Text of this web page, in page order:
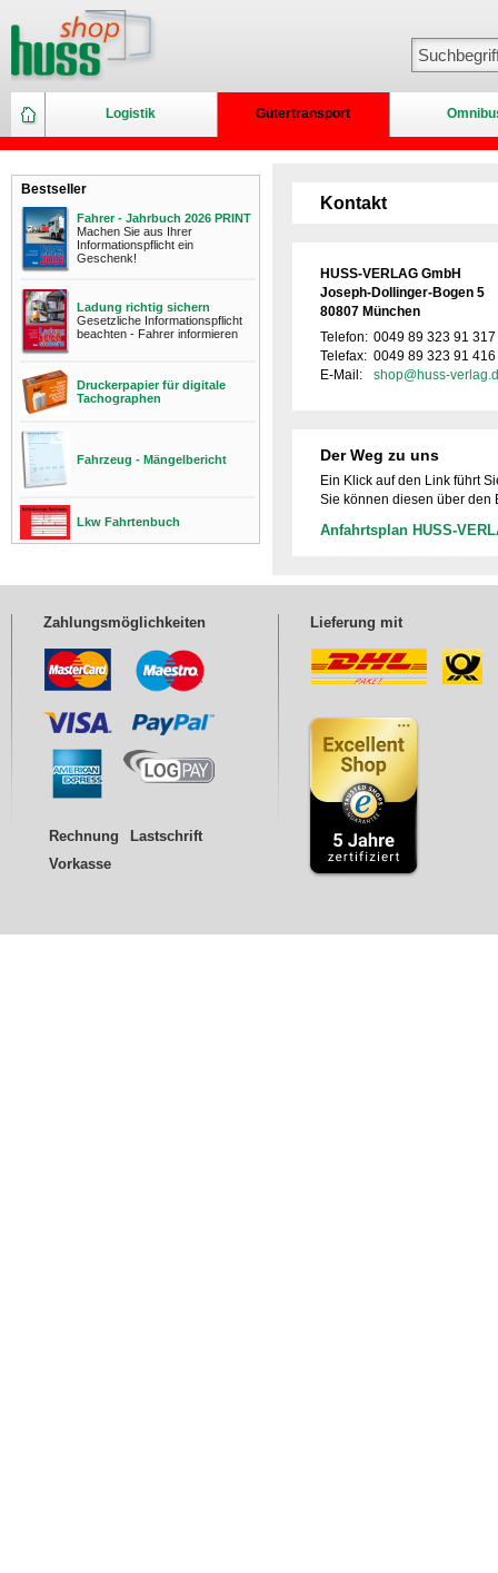
Logistik Gütertransport
Bestseller
Fahrer - Jahrbuch 2026 PRINT
Machen Sie aus Ihrer
Informationspflicht ein
Geschenk!
Ladung richtig sichern
Gesetzliche Informationspflicht
beachten - Fahrer informieren
Druckerpapier für digitale
Tachographen
Fahrzeug - Mängelbericht
Lkw Fahrtenbuch
Kontakt
HUSS-VERLAG GmbH
Joseph-Dollinger-Bogen 5
80807 München
Telefon: 0049 89 323 91 317
Telefax: 0049 89 323 91 416
E-Mail:
shop@huss-
Der Weg zu uns
Ein Klick auf den Link führt
Sie können diesen über den
Anfahrtsplan HUSS-
Zahlungsmöglichkeiten
Rechnung
Lastschrift
Vorkasse
Lieferung mit